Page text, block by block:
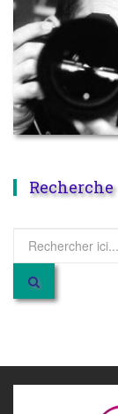
Recherche